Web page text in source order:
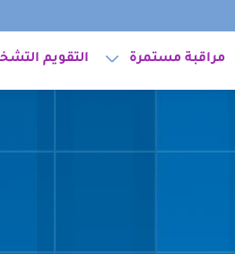
مراقبة مستمرة التقويم